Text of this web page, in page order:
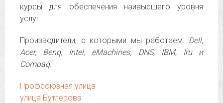
курсы для обеспечения наивысшего уровня
услуг.
Производители, с которыми мы работаем: Dell,
Acer, Benq, Intel, eMachines, DNS, IBM, Iru и
Compaq.
Профсоюзная улица
улица Бутлерова